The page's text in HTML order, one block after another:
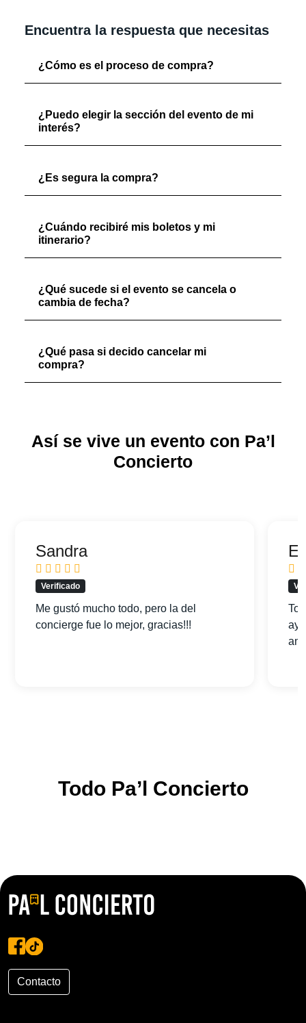
Encuentra la respuesta que necesitas
¿Cómo es el proceso de compra?
¿Puedo elegir la sección del evento de mi
interés?
¿Es segura la compra?
¿Cuándo recibiré mis boletos y mi
itinerario?
¿Qué sucede si el evento se cancela o
cambia de fecha?
¿Qué pasa si decido cancelar mi
compra?
Así se vive un evento con Pa’l
Concierto
Sandra
Verificado
Me gustó mucho todo, pero la del
concierge fue lo mejor, gracias!!!
Todo Pa’l Concierto
Contacto